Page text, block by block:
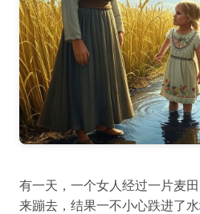
有一天，一个女人经过一片麦
来蹦去，结果一不小心跌进了